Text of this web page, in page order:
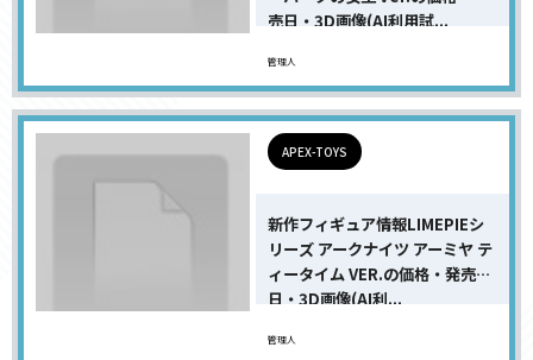
売日・3D画像(AI利用試...
管理人
APEX-TOYS
新作フィギュア情報LIMEPIEシ
リーズ アークナイツ アーミヤ テ
ィータイム VER.の価格・発売
日・3D画像(AI利...
管理人